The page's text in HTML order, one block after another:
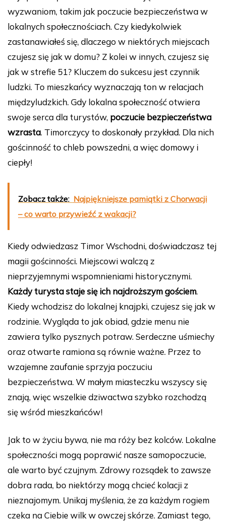
wyzwaniom, takim jak poczucie bezpieczeństwa w
lokalnych społecznościach. Czy kiedykolwiek
zastanawiałeś się, dlaczego w niektórych miejscach
czujesz się jak w domu? Z kolei w innych, czujesz się
jak w strefie 51? Kluczem do sukcesu jest czynnik
ludzki. To mieszkańcy wyznaczają ton w relacjach
międzyludzkich. Gdy lokalna społeczność otwiera
swoje serca dla turystów, poczucie bezpieczeństwa
wzrasta. Timorczycy to doskonały przykład. Dla nich
gościnność to chleb powszedni, a więc domowy i
ciepły!
Zobacz także: Najpiękniejsze pamiątki z Chorwacji
– co warto przywieźć z wakacji?
Kiedy odwiedzasz Timor Wschodni, doświadczasz tej
magii gościnności. Miejscowi walczą z
nieprzyjemnymi wspomnieniami historycznymi.
Każdy turysta staje się ich najdroższym gościem.
Kiedy wchodzisz do lokalnej knajpki, czujesz się jak w
rodzinie. Wygląda to jak obiad, gdzie menu nie
zawiera tylko pysznych potraw. Serdeczne uśmiechy
oraz otwarte ramiona są równie ważne. Przez to
wzajemne zaufanie sprzyja poczuciu
bezpieczeństwa. W małym miasteczku wszyscy się
znają, więc wszelkie dziwactwa szybko rozchodzą
się wśród mieszkańców!
Jak to w życiu bywa, nie ma róży bez kolców. Lokalne
społeczności mogą poprawić nasze samopoczucie,
ale warto być czujnym. Zdrowy rozsądek to zawsze
dobra rada, bo niektórzy mogą chcieć kolacji z
nieznajomym. Unikaj myślenia, że za każdym rogiem
czeka na Ciebie wilk w owczej skórze. Zamiast tego,